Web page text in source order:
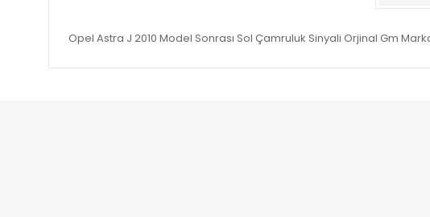
Opel Astra J 2010 Model Sonrası Sol Çamruluk Sinyali Orjinal Gm